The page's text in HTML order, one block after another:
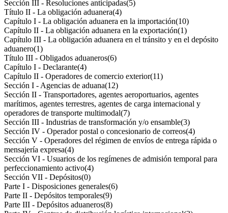
Sección III - Resoluciones anticipadas(5)
Título II - La obligación aduanera(4)
Capítulo I - La obligación aduanera en la importación(10)
Capítulo II - La obligación aduanera en la exportación(1)
Capítulo III - La obligación aduanera en el tránsito y en el depósito
aduanero(1)
Título III - Obligados aduaneros(6)
Capítulo I - Declarante(4)
Capítulo II - Operadores de comercio exterior(11)
Sección I - Agencias de aduana(12)
Sección II - Transportadores, agentes aeroportuarios, agentes
marítimos, agentes terrestres, agentes de carga internacional y
operadores de transporte multimodal(7)
Sección III - Industrias de transformación y/o ensamble(3)
Sección IV - Operador postal o concesionario de correos(4)
Sección V - Operadores del régimen de envíos de entrega rápida o
mensajería expresa(4)
Sección VI - Usuarios de los regímenes de admisión temporal para
perfeccionamiento activo(4)
Sección VII - Depósitos(0)
Parte I - Disposiciones generales(6)
Parte II - Depósitos temporales(9)
Parte III - Depósitos aduaneros(8)